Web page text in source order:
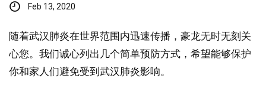
Feb 13, 2020
随着武汉肺炎在世界范围内迅速传播，豪龙无时无刻关
心您。我们诚心列出几个简单预防方式，希望能够保护
你和家人们避免受到武汉肺炎影响。